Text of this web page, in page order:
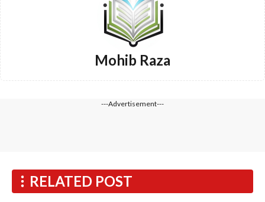
Mohib Raza
---Advertisement---
RELATED POST